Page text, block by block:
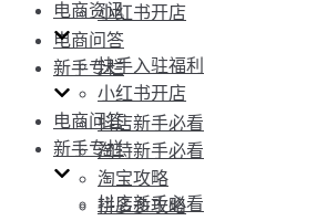
小红书开店
电商问答
新手专栏
抖店新手必看
淘特新手必看
淘宝攻略
拼多多攻略
电商资讯
快手入驻福利
小红书开店
电商问答
新手专栏
抖店新手必看